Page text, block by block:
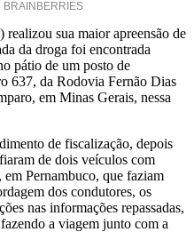
sua maior apreensão de
da droga foi encontrada
pátio de um posto de
637, da Rodovia Fernão Dias
em Minas Gerais, nessa
de fiscalização, depois
de dois veículos com
em Pernambuco, que faziam
dos condutores, os
nas informações repassadas,
a viagem junto com a